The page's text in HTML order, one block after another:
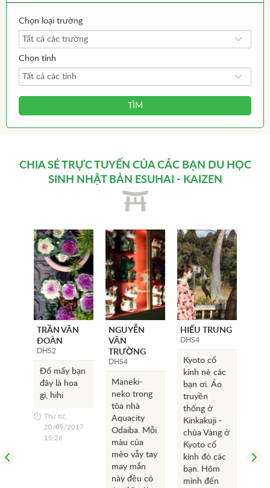
Chọn loại trường
Tất cả các trường
Chọn tỉnh
Tất cả các tỉnh
TÌM
CHIA SẺ TRỰC TUYẾN CỦA CÁC BẠN
DU HỌC
SINH NHẬT BẢN
ESUHAI - KAIZEN
TRẦN VĂN
ĐOÀN
DHS2
Đố mấy bạn
đây là hoa
gì, hihi
Thứ tư,
20/09/2017
15:26
NGUYỄN
VĂN
TRƯỜNG
DHS4
Maneki-
neko trong
tòa nhà
Aquacity
Odaiba. Mỗi
màu của
mèo vẫy tay
may mắn
này đều có
HIẾU TRUNG
DHS4
Kyoto cổ
kính nè các
bạn ơi. Áo
truyền
thống ở
Kinkakuji -
chùa Vàng ở
Kyoto cổ
kính đó các
bạn. Hôm
mình đến
của